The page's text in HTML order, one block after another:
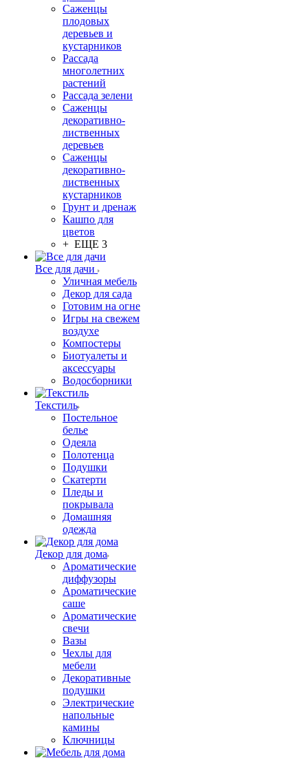
Саженцы
плодовых
деревьев и
кустарников
Рассада
многолетних
растений
Рассада зелени
Саженцы
декоративно-
лиственных
деревьев
Саженцы
декоративно-
лиственных
кустарников
Грунт и дренаж
Кашпо для
цветов
+ ЕЩЕ 3
Все для дачи
Уличная мебель
Декор для сада
Готовим на огне
Игры на свежем
воздухе
Компостеры
Биотуалеты и
аксессуары
Водосборники
Текстиль
Постельное
белье
Одеяла
Полотенца
Подушки
Скатерти
Пледы и
покрывала
Домашняя
одежда
Декор для дома
Ароматические
диффузоры
Ароматические
саше
Ароматические
свечи
Вазы
Чехлы для
мебели
Декоративные
подушки
Электрические
напольные
камины
Ключницы